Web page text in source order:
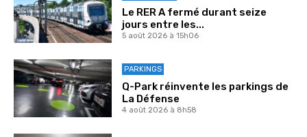
Le RER A fermé durant seize
jours entre les...
5 août 2026 à 15h06
PARKINGS
Q-Park réinvente les parkings de
La Défense
4 août 2026 à 8h58